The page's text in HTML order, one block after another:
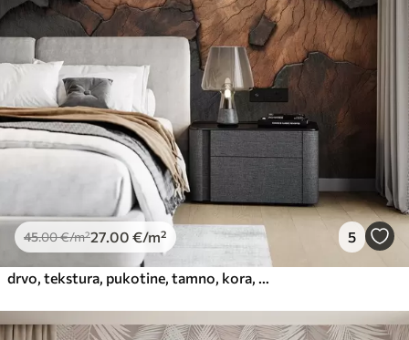
45.00€/m²27 .00 €/m² 5